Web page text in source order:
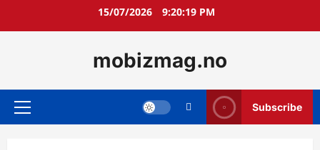
15/07/2026 9:20:20 PM
mobizmag.no
Primary
Subscribe